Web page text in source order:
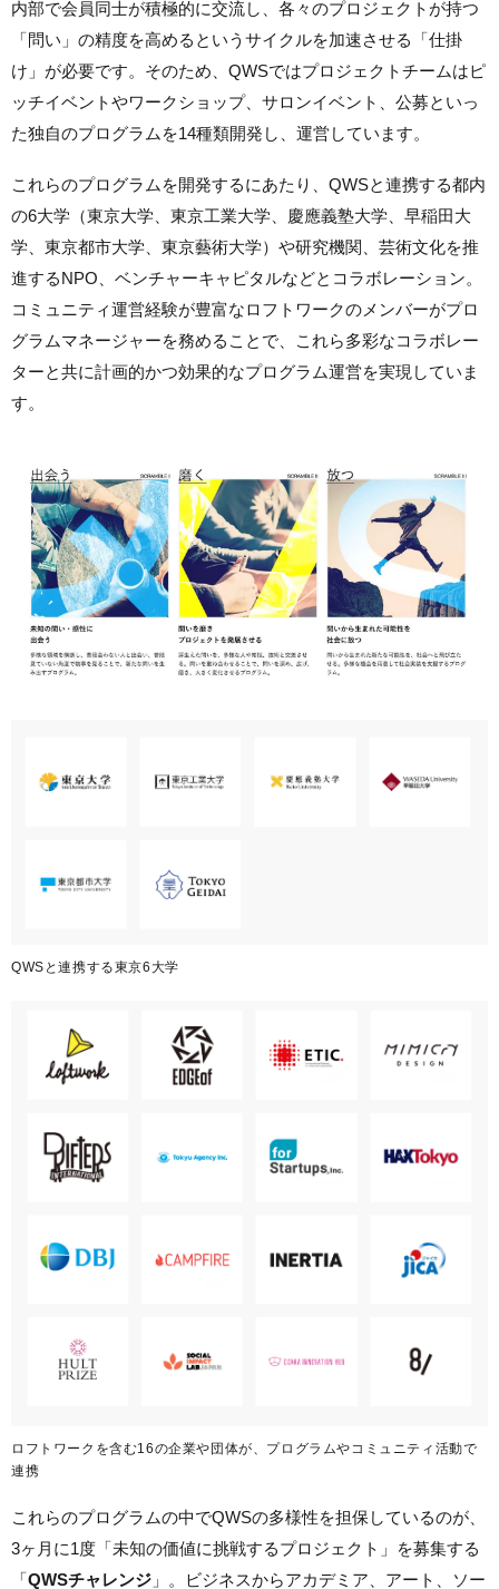
内部で会員同士が積極的に交流し、各々のプロジェクトが持つ
「問い」の精度を高めるというサイクルを加速させる「仕掛
け」が必要です。そのため、QWSではプロジェクトチームはピ
ッチイベントやワークショップ、サロンイベント、公募といっ
た独自のプログラムを14種類開発し、運営しています。
これらのプログラムを開発するにあたり、QWSと連携する都内
の6大学（東京大学、東京工業大学、慶應義塾大学、早稲田大
学、東京都市大学、東京藝術大学）や研究機関、芸術文化を推
進するNPO、ベンチャーキャピタルなどとコラボレーション。
コミュニティ運営経験が豊富なロフトワークのメンバーがプロ
グラムマネージャーを務めることで、これら多彩なコラボレー
ターと共に計画的かつ効果的なプログラム運営を実現していま
す。
QWSと連携する東京6大学
ロフトワークを含む16の企業や団体が、プログラムやコミュニティ活動で
連携
これらのプログラムの中でQWSの多様性を担保しているのが、
3ヶ月に1度「未知の価値に挑戦するプロジェクト」を募集する
「QWSチャレンジ 」。ビジネスからアカデミア、アート、ソー